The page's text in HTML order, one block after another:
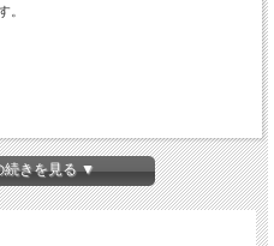
。
続きを見る ▼